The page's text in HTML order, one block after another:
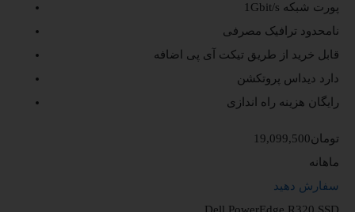
1Gbit/s پورت شبکه
نامحدود ترافیک مصرفی
قابل خرید از طریق تیکت آی پی اضافه
دارد دیداس پروتکشن
رایگان هزینه راه اندازی
19,099,500تومان
ماهانه
سفارش دهید